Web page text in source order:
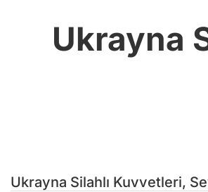
Ukrayna
Ukrayna Silahlı Kuvvetleri,